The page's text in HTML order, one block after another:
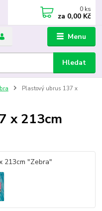
Menu
Hledat
0 ks
za 0,00 Kč
Plastový ubrus 137 x
x 213cm